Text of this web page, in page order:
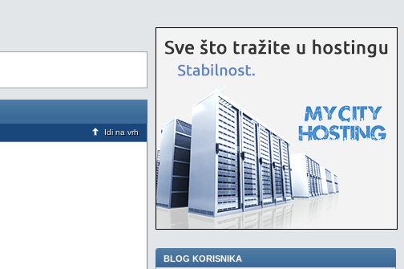
Idi na vrh
BLOG KORISNIKA